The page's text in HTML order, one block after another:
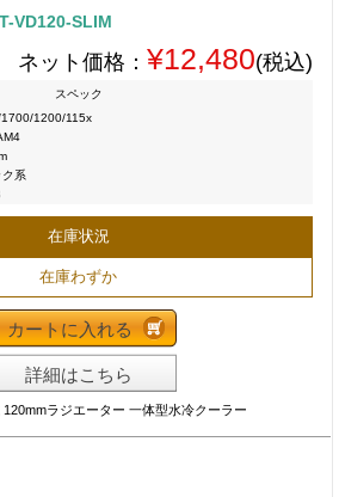
VD120-SLIM
ネット価格： ¥12,480(税込)
スペック
1200/115x
ク系
在庫状況
在庫わずか
カートに入れる
詳細はこちら
ラジエーター 一体型水冷クーラー